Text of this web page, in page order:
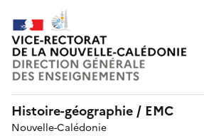
Histoire-géographie / EMC
Nouvelle-Calédonie